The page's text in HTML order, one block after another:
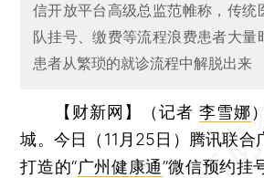
信开放平台高级总监范帷称，传统
队挂号、缴费等流程浪费患者大量
患者从繁琐的就诊流程中解脱出来
【财新网】（记者 李雪娜）
城。今日（11月25日）腾讯联合
打造的“广州健康通”微信预约挂